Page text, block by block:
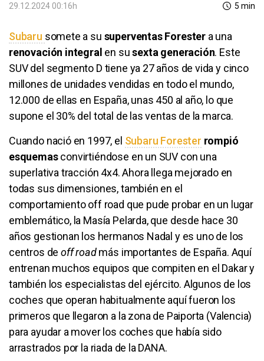
29.12.2024 00:16h 5 min
Subaru somete a su superventas Forester a una
renovación integral en susexta generación. Este
SUV del segmento D tiene ya 27 años de vida y cinco
millones de unidades vendidas en todo el mundo,
12.000 de ellas en España, unas 450 al año, lo que
supone el 30% del total de las ventas de la marca.
Cuando nació en 1997, el Subaru Forester rompió
esquemasconvirtiéndose en un SUV con una
superlativa tracción 4x4. Ahora llega mejorado en
todas sus dimensiones, también en el
comportamiento off road que pude probar en un lugar
emblemático, la Masía Pelarda, que desde hace 30
años gestionan los hermanos Nadal y es uno de los
centros deoff roadmás importantes de España. Aquí
entrenan muchos equipos que compiten en el Dakar y
también los especialistas del ejército. Algunos de los
coches que operan habitualmente aquí fueron los
primeros que llegaron a la zona de Paiporta (Valencia)
para ayudar a mover los coches que había sido
arrastrados por la riada de la DANA.